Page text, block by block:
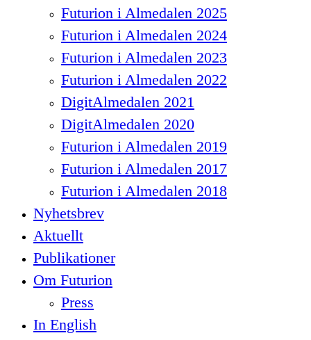
Futurion i Almedalen 2025
Futurion i Almedalen 2024
Futurion i Almedalen 2023
Futurion i Almedalen 2022
DigitAlmedalen 2021
DigitAlmedalen 2020
Futurion i Almedalen 2019
Futurion i Almedalen 2017
Futurion i Almedalen 2018
Nyhetsbrev
Aktuellt
Publikationer
Om Futurion
Press
In English